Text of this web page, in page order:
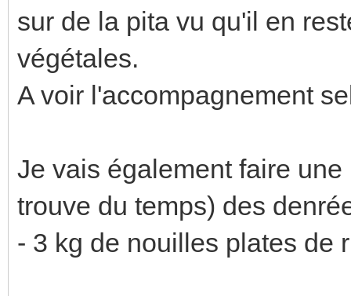
sur de la pita vu qu'il en
végétales.
A voir l'accompagnement
Je vais également faire
trouve du temps) des
- 3 kg de nouilles plates de